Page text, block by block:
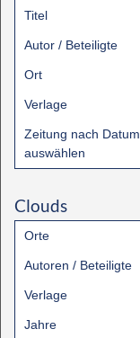
Titel
Autor / Beteiligte
Ort
Verlage
Zeitung nach Datum
auswählen
Clouds
Orte
Autoren / Beteiligte
Verlage
Jahre